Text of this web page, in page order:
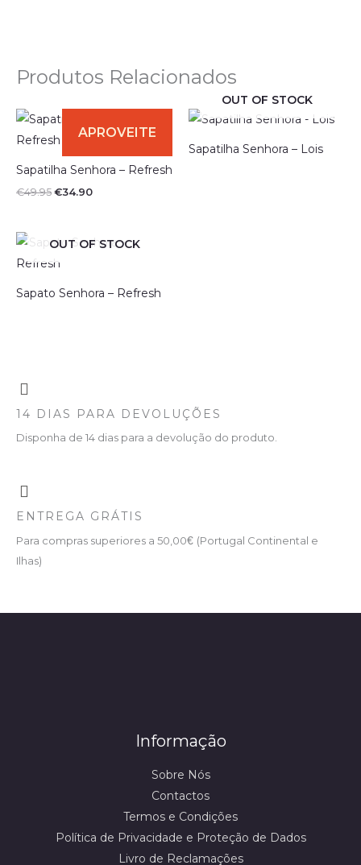
Produtos Relacionados
Sapatilha Senhora – Refresh
€49.95
O
preço
original
€49.95.
€34.90
preço
atual
€34.90.
OUT OF STOCK
Sapatilha Senhora – Lois
OUT OF STOCK
Sapato Senhora – Refresh
14 DIAS PARA DEVOLUÇÕES
Disponha de 14 dias para a devolução do produto.
ENTREGA GRÁTIS
Para compras superiores a 50,00€ (Portugal Continental e
Ilhas)
Informação
Sobre Nós
Contactos
Termos e Condições
Política de Privacidade e Proteção de Dados
Livro de Reclamações